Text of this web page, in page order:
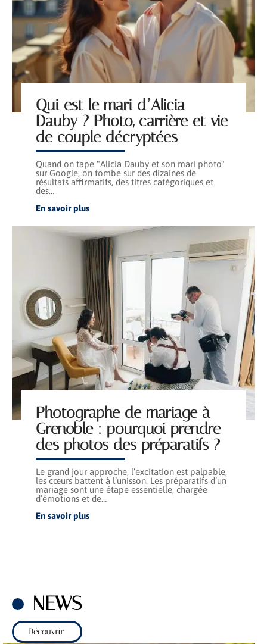
Qui est le mari d’Alicia
Dauby ? Photo, carrière et vie
de couple décryptées
Quand on tape "Alicia Dauby et son mari photo"
sur Google, on tombe sur des dizaines de
résultats affirmatifs, des titres catégoriques et
des…
En savoir plus
Photographe de mariage à
Grenoble : pourquoi prendre
des photos des préparatifs ?
Le grand jour approche, l’excitation est palpable,
les cœurs battent à l’unisson. Les préparatifs d’un
mariage sont une étape essentielle, chargée
d’émotions et de…
En savoir plus
NEWS
Découvrir